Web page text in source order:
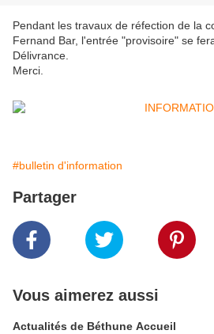
Pendant les travaux de réfection de la
Fernand Bar, l'entrée "provisoire" se
Délivrance.
Merci.
#bulletin d'information
Partager
Vous aimerez aussi
Actualités de Béthune Accueil